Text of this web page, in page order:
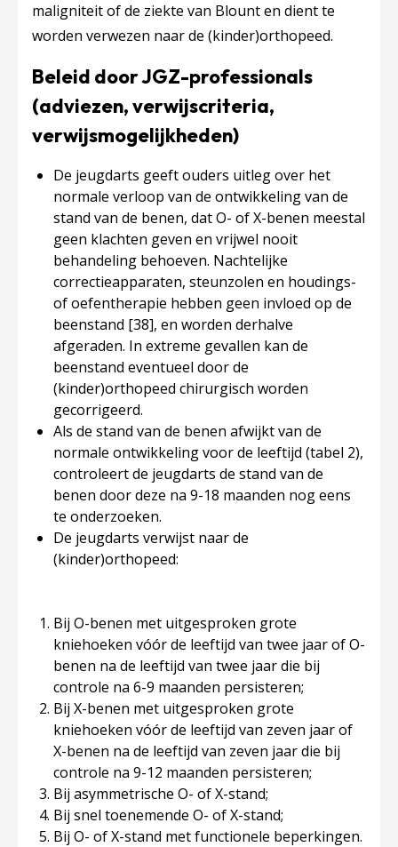
maligniteit of de ziekte van Blount en dient te
worden verwezen naar de (kinder)orthopeed.
Beleid door JGZ-professionals
(adviezen, verwijscriteria,
verwijsmogelijkheden)
De jeugdarts geeft ouders uitleg over het
normale verloop van de ontwikkeling van de
stand van de benen, dat O- of X-benen meestal
geen klachten geven en vrijwel nooit
behandeling behoeven. Nachtelijke
correctieapparaten, steunzolen en houdings-
of oefentherapie hebben geen invloed op de
beenstand [38], en worden derhalve
afgeraden. In extreme gevallen kan de
beenstand eventueel door de
(kinder)orthopeed chirurgisch worden
gecorrigeerd.
Als de stand van de benen afwijkt van de
normale ontwikkeling voor de leeftijd (tabel 2),
controleert de jeugdarts de stand van de
benen door deze na 9-18 maanden nog eens
te onderzoeken.
De jeugdarts verwijst naar de
(kinder)orthopeed:
Bij O-benen met uitgesproken grote
kniehoeken vóór de leeftijd van twee jaar of O-
benen na de leeftijd van twee jaar die bij
controle na 6-9 maanden persisteren;
Bij X-benen met uitgesproken grote
kniehoeken vóór de leeftijd van zeven jaar of
X-benen na de leeftijd van zeven jaar die bij
controle na 9-12 maanden persisteren;
Bij asymmetrische O- of X-stand;
Bij snel toenemende O- of X-stand;
Bij O- of X-stand met functionele beperkingen.